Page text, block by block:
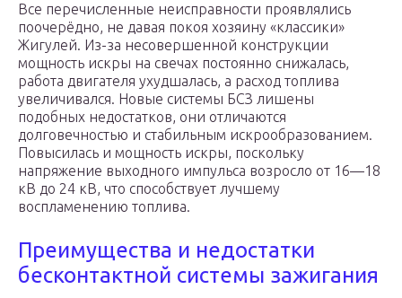
Все перечисленные неисправности проявлялись
поочерёдно, не давая покоя хозяину «классики»
Жигулей. Из-за несовершенной конструкции
мощность искры на свечах постоянно снижалась,
работа двигателя ухудшалась, а расход топлива
увеличивался. Новые системы БСЗ лишены
подобных недостатков, они отличаются
долговечностью и стабильным искрообразованием.
Повысилась и мощность искры, поскольку
напряжение выходного импульса возросло от 16—18
кВ до 24 кВ, что способствует лучшему
воспламенению топлива.
Преимущества и недостатки
бесконтактной системы зажигания